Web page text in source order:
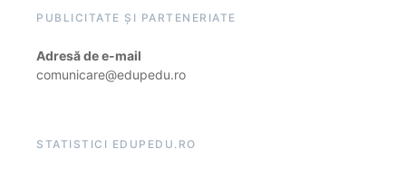
PUBLICITATE ȘI PARTENERIATE
Adresă de e-mail
comunicare@edupedu.ro
STATISTICI EDUPEDU.RO